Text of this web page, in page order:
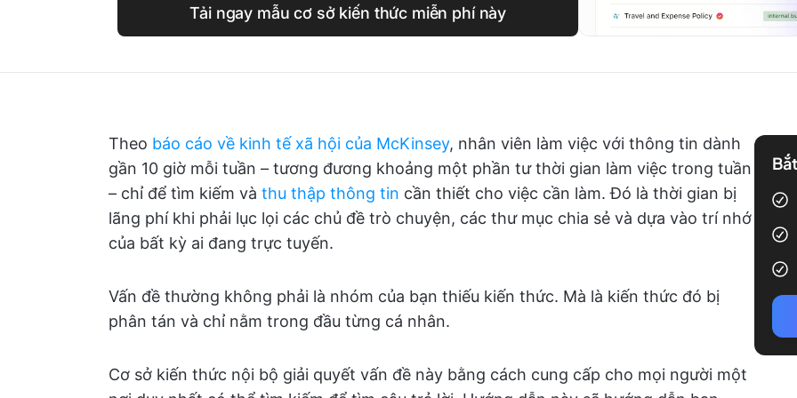
Tải ngay mẫu cơ sở kiến thức miễn phí này
Theo báo cáo về kinh tế xã hội của McKinsey, nhân viên làm việc với thông tin dành
gần 10 giờ mỗi tuần – tương đương khoảng một phần tư thời gian làm việc trong tuần
– chỉ để tìm kiếm và thu thập thông tin cần thiết cho việc cần làm. Đó là thời gian bị
lãng phí khi phải lục lọi các chủ đề trò chuyện, các thư mục chia sẻ và dựa vào trí nhớ
của bất kỳ ai đang trực tuyến.
Vấn đề thường không phải là nhóm của bạn thiếu kiến thức. Mà là kiến thức đó bị
phân tán và chỉ nằm trong đầu từng cá nhân.
Cơ sở kiến thức nội bộ giải quyết vấn đề này bằng cách cung cấp cho mọi người một